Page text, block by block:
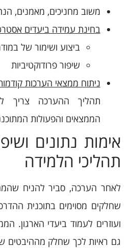
משוב מחניכים, מאמנים,
בחינת עמידה ביעדים
ביצוע ושימור של
שיפור פרודוקטיביות
ניתוח ממצאי הערכות
תהליך ההערכה צריך
הממצאים והפעולות
אימות נתונים
תהליכי הלמידה
לאחר הערכה, סביר להניח
שחלקים מסוימים בתוכנית
ועוזרים לעמוד ביעדי הארגון.
גם ראיות לכך שחלק מההיבטים